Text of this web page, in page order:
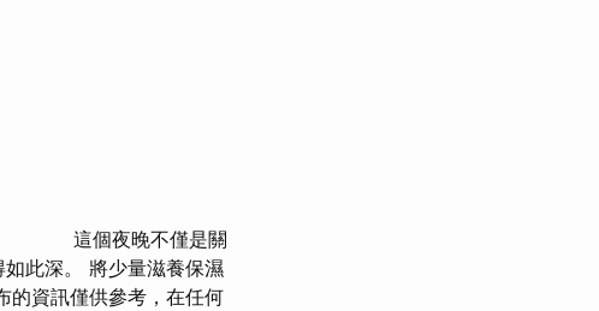
這個夜晚不僅是關
此深。 將少量滋養保濕
的資訊僅供參考，在任何